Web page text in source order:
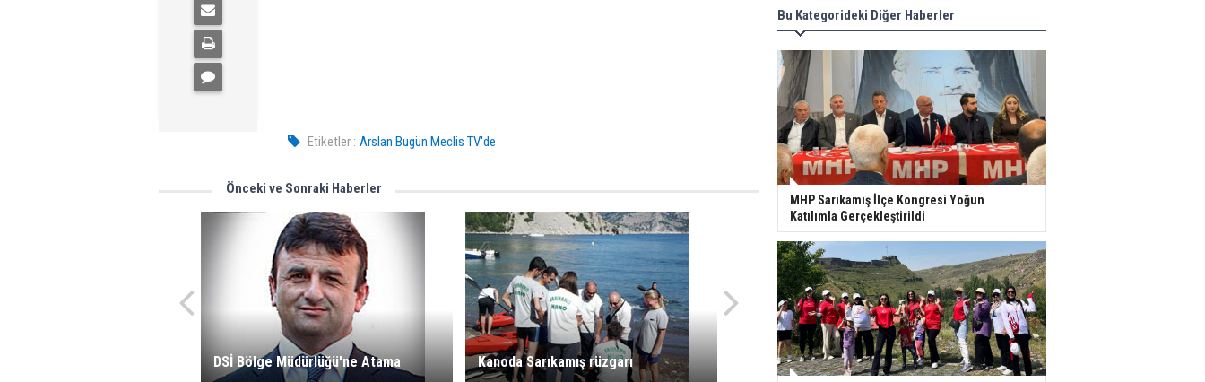
Etiketler : Arslan Bugün Meclis TV'de
Önceki ve Sonraki Haberler
DSİ Bölge Müdürlüğü'ne Atama Kanoda Sarıkamış rüzgarı
Bu Kategorideki Diğer Haberler
MHP Sarıkamış İlçe Kongresi Yoğun
Katılımla Gerçekleştirildi